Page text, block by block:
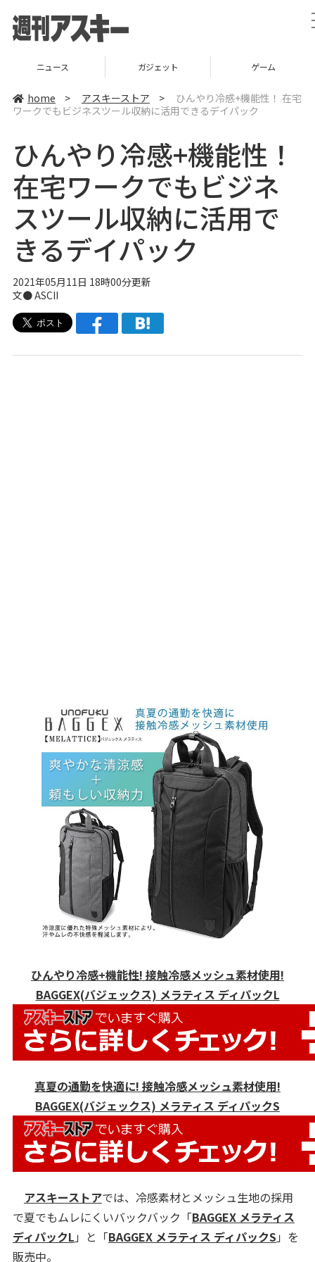
ニュース ガジェット ゲーム
home > アスキーストア >
ひんやり冷感+機能性！ 在宅
ワークでもビジネスツール収納に活用できるデイパック
ひんやり冷感+機能性！
在宅ワークでもビジネ
スツール収納に活用で
きるデイパック
2021年05月11日 18時00分更新
文● ASCII
ひんやり冷感+機能性! 接触冷感メッシュ素材使用!
BAGGEX(バジェックス) メラティス ディパックL
真夏の通勤を快適に! 接触冷感メッシュ素材使用!
BAGGEX(バジェックス) メラティス ディパックS
アスキーストアでは、冷感素材とメッシュ生地の採用
で夏でもムレにくいバックバック「BAGGEX メラティス
ディパックL 」と「BAGGEX メラティス ディパックS 」を
販売中。